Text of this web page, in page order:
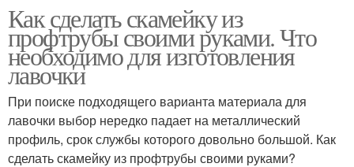
Как сделать скамейку из
профтрубы своими руками. Что
необходимо для изготовления
лавочки
При поиске подходящего варианта материала для
лавочки выбор нередко падает на металлический
профиль, срок службы которого довольно большой. Как
сделать скамейку из профтрубы своими руками?